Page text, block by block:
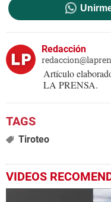
Redacción
Artículo
LA PRENSA.
Tiroteo
VIDEOS